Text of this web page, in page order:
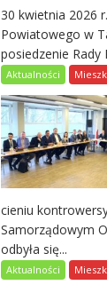
30 kwietnia 2026
Powiatowego w
posiedzenie Rady
Aktualności
cieniu
Samorządowym
odbyła się...
Aktualności